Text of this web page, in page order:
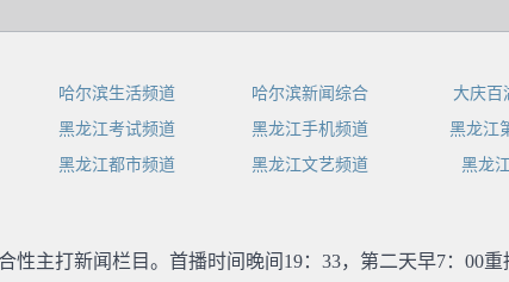
哈尔滨生活频道 哈尔滨新闻综合 大庆百
黑龙江考试频道 黑龙江手机频道 黑龙江
黑龙江都市频道 黑龙江文艺频道 黑龙
性主打新闻栏目。首播时间晚间19：33，第二天早7：00